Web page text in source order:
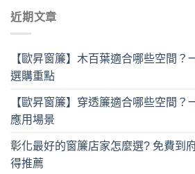
近期文章
【歐昇窗簾】木百葉適合哪些空間？
選購重點
【歐昇窗簾】穿透簾適合哪些空間？
應用場景
彰化最好的窗簾店家怎麼選? 免費到
得推薦